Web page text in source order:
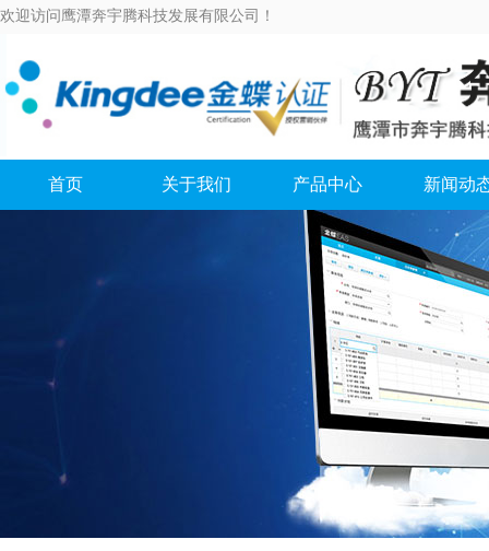
欢迎访问鹰潭奔宇腾科技发展有限公司！
首页 关于我们 产品中心 新闻动